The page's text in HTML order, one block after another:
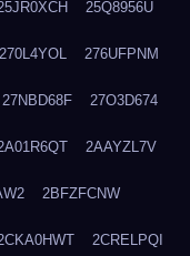
25Q8956U
270L4YOL 276UFPNM
27NBD68F 27O3D674
2AAYZL7V
2BFZFCNW
2CRELPQI